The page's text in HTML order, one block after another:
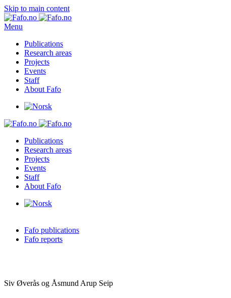
Skip to main content
Menu
Publications
Research areas
Projects
Events
Staff
About Fafo
Publications
Research areas
Projects
Events
Staff
About Fafo
Fafo publications
Fafo reports
Siv Øverås og Åsmund Arup Seip